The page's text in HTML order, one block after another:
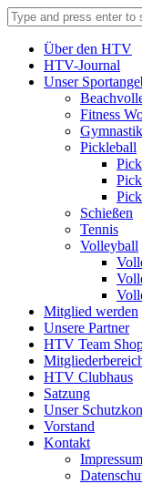
Über den HTV
HTV-Journal
Unser
Fitness
Pickleball
Schießen
Tennis
Volleyball
Mitglied werden
Unsere Partner
HTV Team
HTV Clubhaus
Satzung
Unser
Vorstand
Kontakt
Impressum